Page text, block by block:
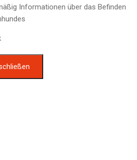
Informationen über das Befinden